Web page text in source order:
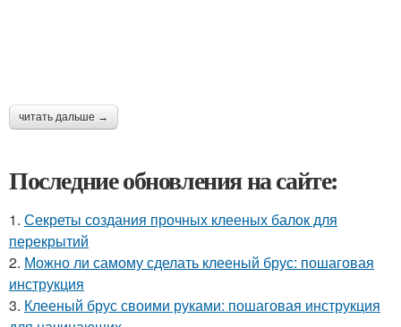
читать дальше →
Последние обновления на сайте:
1. Секреты создания прочных клееных балок для
перекрытий
2. Можно ли самому сделать клееный брус: пошаговая
инструкция
3. Клееный брус своими руками: пошаговая инструкция